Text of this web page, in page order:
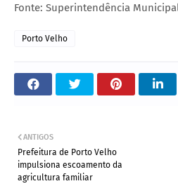
Fonte: Superintendência
Porto Velho
ANTIGOS
Prefeitura de Porto Velho
impulsiona escoamento da
agricultura familiar